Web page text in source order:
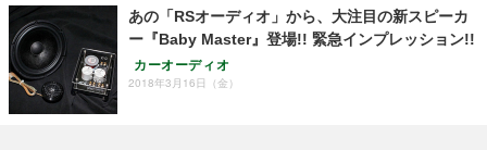
あの「RSオーディオ」から、大注目の新スピーカ
ー『Baby Master』登場!! 緊急インプレッション!!
カーオーディオ
2018年3月16日（金）